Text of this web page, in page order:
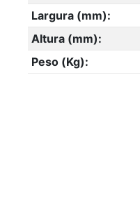
Largura (mm):
Altura (mm):
Peso (Kg):